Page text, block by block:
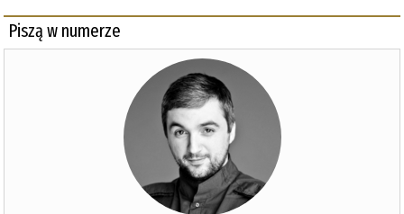
Piszą w numerze